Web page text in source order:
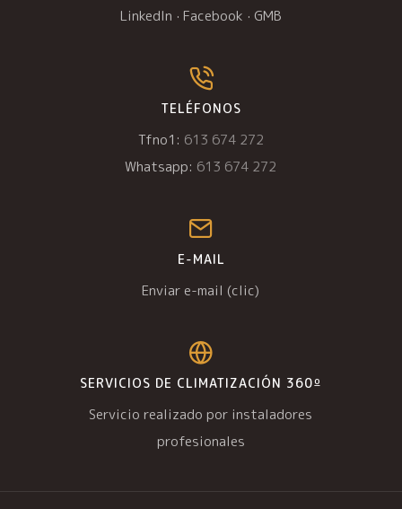
LinkedIn · Facebook · GMB
TELÉFONOS
Tfno1: 613 674 272
Whatsapp: 613 674 272
E-MAIL
Enviar e-mail (clic)
SERVICIOS DE CLIMATIZACIÓN 360º
Servicio realizado por instaladores
profesionales